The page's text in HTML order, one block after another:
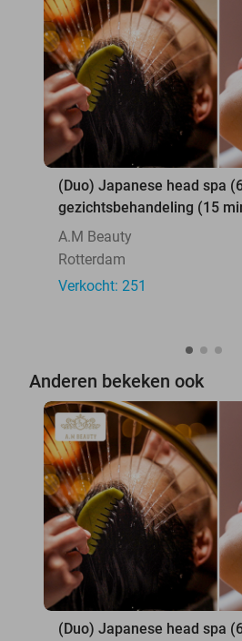
(Duo) Japanese head spa
gezichtsbehandeling (15
A.M Beauty
Rotterdam
Verkocht: 251
Anderen bekeken ook
(Duo) Japanese head spa